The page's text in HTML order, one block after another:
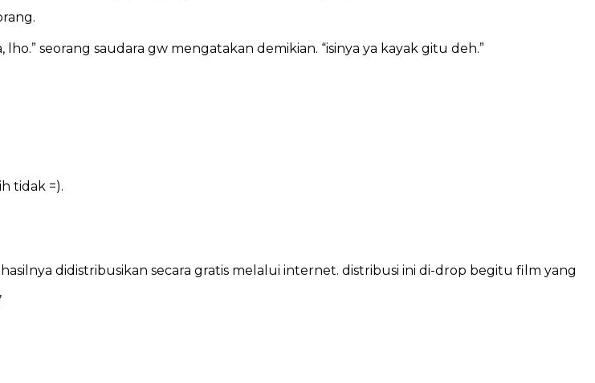
seorang saudara gw mengatakan demikian. “isinya ya kayak gitu deh.”
tidak =).
didistribusikan secara gratis melalui internet. distribusi ini di-drop begitu film yang